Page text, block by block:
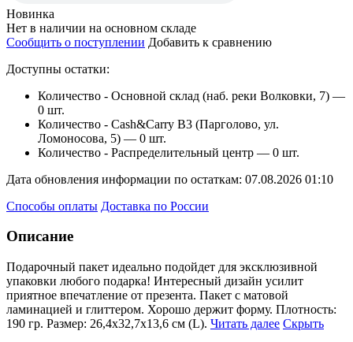
Новинка
Нет в наличии на основном складе
Сообщить о поступлении Добавить к сравнению
Доступны остатки:
Количество - Основной склад (наб. реки Волковки, 7) —
0 шт.
Количество - Cash&Carry B3 (Парголово, ул.
Ломоносова, 5) — 0 шт.
Количество - Распределительный центр — 0 шт.
Дата обновления информации по остаткам: 07.08.2026 01:10
Способы оплаты Доставка по России
Описание
Подарочный пакет идеально подойдет для эксклюзивной
упаковки любого подарка! Интересный дизайн усилит
приятное впечатление от презента. Пакет с матовой
ламинацией и глиттером. Хорошо держит форму. Плотность:
190 гр. Размер: 26,4х32,7х13,6 см (L). Читать далее Скрыть